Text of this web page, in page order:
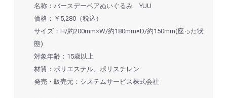
名称：バースデーベアぬいぐるみ YUU
価格：￥5,280（税込）
サイズ：H/約200mm×W/約180mm×D/約150mm(座った状
態)
対象年齢：15歳以上
材質：ポリエステル、ポリスチレン
発売・販売元：システムサービス株式会社